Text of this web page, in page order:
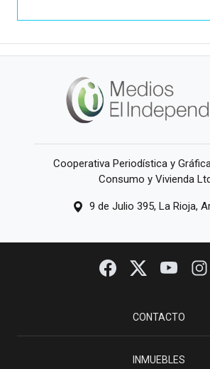
Cooperativa Periodística y
Consumo y Vivienda
9 de Julio 395, La Rioja,
CONTACTO
INMUEBLES